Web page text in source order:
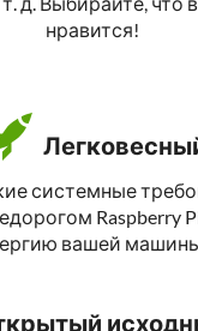
нравится!
системные
Raspberry
вашей